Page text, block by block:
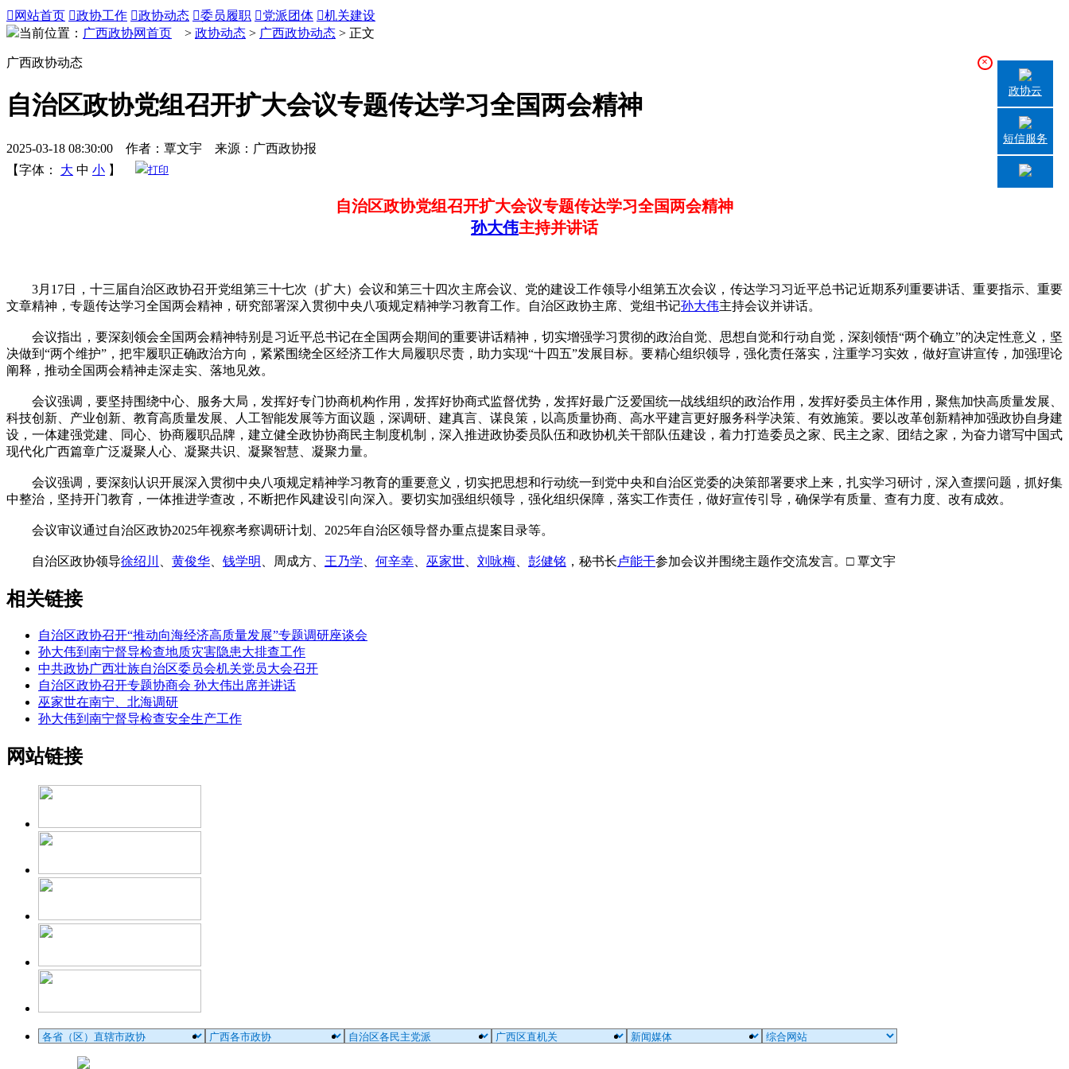
 网站首页 政协工作 政协动态 委员履职 党派团体 机关建设
当前位置： 广西政协网首页 > 政协动态 > 广西政协动态 > 正文
广西政协动态
自治区政协党组召开扩大会议专题传达学习全国两会精神
2025-03-18 08:30:00 作者：覃文宇 来源：广西政协报
【字体：
大 中 小 】 打印
自治区政协党组召开扩大会议专题传达学习全国两会精神
孙大伟主持并讲话
3月17日，十三届自治区政协召开党组第三十七次（扩大）会议和第三十四次主席会议、党的建设工作领导小组第五次会议，传达学习习近平总书记近期系列重要讲话、重要指示、重要
文章精神，专题传达学习全国两会精神，研究部署深入贯彻中央八项规定精神学习教育工作。自治区政协主席、党组书记孙大伟主持会议并讲话。
会议指出，要深刻领会全国两会精神特别是习近平总书记在全国两会期间的重要讲话精神，切实增强学习贯彻的政治自觉、思想自觉和行动自觉，深刻领悟“两个确立”的决定性意义，坚
决做到“两个维护”，把牢履职正确政治方向，紧紧围绕全区经济工作大局履职尽责，助力实现“十四五”发展目标。要精心组织领导，强化责任落实，注重学习实效，做好宣讲宣传，加强理论
阐释，推动全国两会精神走深走实、落地见效。
会议强调，要坚持围绕中心、服务大局，发挥好专门协商机构作用，发挥好协商式监督优势，发挥好最广泛爱国统一战线组织的政治作用，发挥好委员主体作用，聚焦加快高质量发展、
科技创新、产业创新、教育高质量发展、人工智能发展等方面议题，深调研、建真言、谋良策，以高质量协商、高水平建言更好服务科学决策、有效施策。要以改革创新精神加强政协自身建
设，一体建强党建、同心、协商履职品牌，建立健全政协协商民主制度机制，深入推进政协委员队伍和政协机关干部队伍建设，着力打造委员之家、民主之家、团结之家，为奋力谱写中国式
现代化广西篇章广泛凝聚人心、凝聚共识、凝聚智慧、凝聚力量。
会议强调，要深刻认识开展深入贯彻中央八项规定精神学习教育的重要意义，切实把思想和行动统一到党中央和自治区党委的决策部署要求上来，扎实学习研讨，深入查摆问题，抓好集
中整治，坚持开门教育，一体推进学查改，不断把作风建设引向深入。要切实加强组织领导，强化组织保障，落实工作责任，做好宣传引导，确保学有质量、查有力度、改有成效。
会议审议通过自治区政协2025年视察考察调研计划、2025年自治区领导督办重点提案目录等。
自治区政协领导徐绍川 黄俊华 钱学明 、周成方、 王乃学 何辛幸 巫家世 刘咏梅 彭健铭 ，秘书长卢能干参加会议并围绕主题作交流发言。□ 覃文宇
相关链接
自治区政协召开“推动向海经济高质量发展”专题调研座谈会
孙大伟到南宁督导检查地质灾害隐患大排查工作
中共政协广西壮族自治区委员会机关党员大会召开
自治区政协召开专题协商会 孙大伟出席并讲话
巫家世在南宁、北海调研
孙大伟到南宁督导检查安全生产工作
网站链接
×
政协云
短信服务